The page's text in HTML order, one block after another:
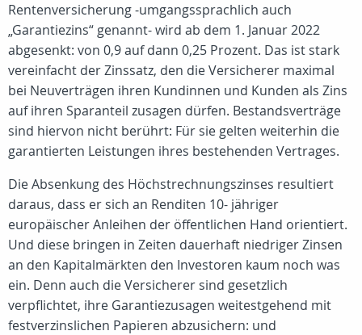
Rentenversicherung -umgangssprachlich auch
„Garantiezins“ genannt- wird ab dem 1. Januar 2022
abgesenkt: von 0,9 auf dann 0,25 Prozent. Das ist stark
vereinfacht der Zinssatz, den die Versicherer maximal
bei Neuverträgen ihren Kundinnen und Kunden als Zins
auf ihren Sparanteil zusagen dürfen. Bestandsverträge
sind hiervon nicht berührt: Für sie gelten weiterhin die
garantierten Leistungen ihres bestehenden Vertrages.
Die Absenkung des Höchstrechnungszinses resultiert
daraus, dass er sich an Renditen 10- jähriger
europäischer Anleihen der öffentlichen Hand orientiert.
Und diese bringen in Zeiten dauerhaft niedriger Zinsen
an den Kapitalmärkten den Investoren kaum noch was
ein. Denn auch die Versicherer sind gesetzlich
verpflichtet, ihre Garantiezusagen weitestgehend mit
festverzinslichen Papieren abzusichern: und